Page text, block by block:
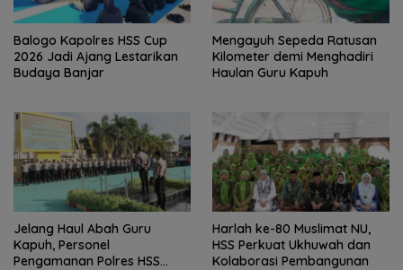
Balogo Kapolres HSS Cup
2026 Jadi Ajang Lestarikan
Budaya Banjar
Mengayuh Sepeda Ratusan
Kilometer demi Menghadiri
Haulan Guru Kapuh
Jelang Haul Abah Guru
Kapuh, Personel
Pengamanan Polres HSS
Harlah ke-80 Muslimat NU,
HSS Perkuat Ukhuwah dan
Kolaborasi Pembangunan